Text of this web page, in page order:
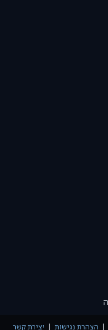
הצהרת נגישות יצירת קשר